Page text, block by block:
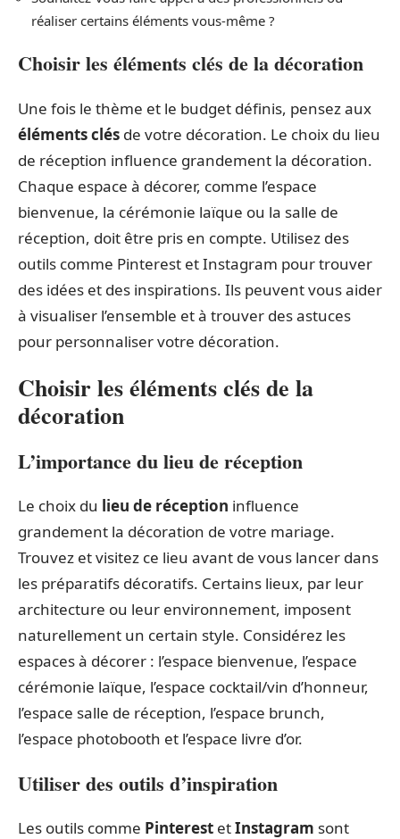
réaliser certains éléments vous-même ?
Choisir les éléments clés de la décoration
Une fois le thème et le budget définis, pensez aux
éléments clés de votre décoration. Le choix du lieu
de réception influence grandement la décoration.
Chaque espace à décorer, comme l’espace
bienvenue, la cérémonie laïque ou la salle de
réception, doit être pris en compte. Utilisez des
outils comme Pinterest et Instagram pour trouver
des idées et des inspirations. Ils peuvent vous aider
à visualiser l’ensemble et à trouver des astuces
pour personnaliser votre décoration.
Choisir les éléments clés de la
décoration
L’importance du lieu de réception
Le choix du lieu de réception influence
grandement la décoration de votre mariage.
Trouvez et visitez ce lieu avant de vous lancer dans
les préparatifs décoratifs. Certains lieux, par leur
architecture ou leur environnement, imposent
naturellement un certain style. Considérez les
espaces à décorer : l’espace bienvenue, l’espace
cérémonie laïque, l’espace cocktail/vin d’honneur,
l’espace salle de réception, l’espace brunch,
l’espace photobooth et l’espace livre d’or.
Utiliser des outils d’inspiration
Les outils comme Pinterest etInstagram sont